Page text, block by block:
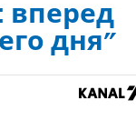
вперед
дня"